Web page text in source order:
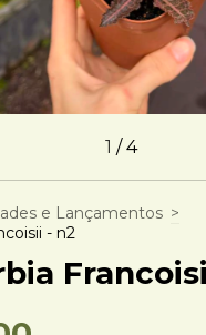
1 /4
e Lançamentos >
- n2